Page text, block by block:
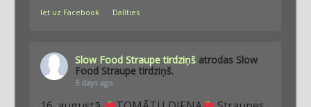
Iet uz Facebook · Dalīties
Slow Food Straupe tirdziņš atrodas Slow
Food Straupe tirdziņš.
5 days ago